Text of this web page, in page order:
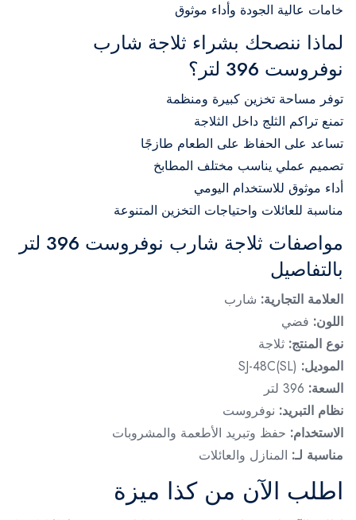
خامات عالية الجودة وأداء موثوق
لماذا ننصحك بشراء ثلاجة شارب
نوفروست 396 لتر؟
توفر مساحة تخزين كبيرة ومنظمة
تمنع تراكم الثلج داخل الثلاجة
تساعد على الحفاظ على الطعام طازجًا
تصميم عملي يناسب مختلف المطابخ
أداء موثوق للاستخدام اليومي
مناسبة للعائلات واحتياجات التخزين المتنوعة
مواصفات ثلاجة شارب نوفروست 396 لتر
بالتفاصيل
العلامة التجارية: شارب
اللون: فضي
نوع المنتج: ثلاجة
الموديل:
السعة:
نظام التبريد: نوفروست
الاستخدام: حفظ وتبريد الأطعمة والمشروبات
مناسبة لـ: المنازل والعائلات
اطلب الآن من كذا ميزة